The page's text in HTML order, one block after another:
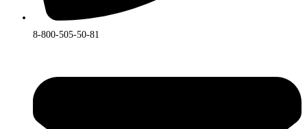
8-800-505-50-81